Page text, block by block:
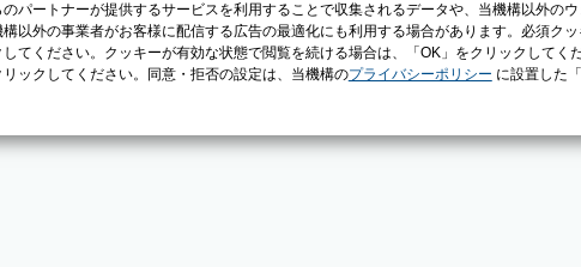
パートナーが提供するサービスを利用することで収集されるデータや、当機構以外の
以外の事業者がお客様に配信する広告の最適化にも利用する場合があります。必須ク
てください。クッキーが有効な状態で閲覧を続ける場合は、「OK」をクリックしてく
ックしてください。同意・拒否の設定は、当機構のプライバシーポリシー に設置した